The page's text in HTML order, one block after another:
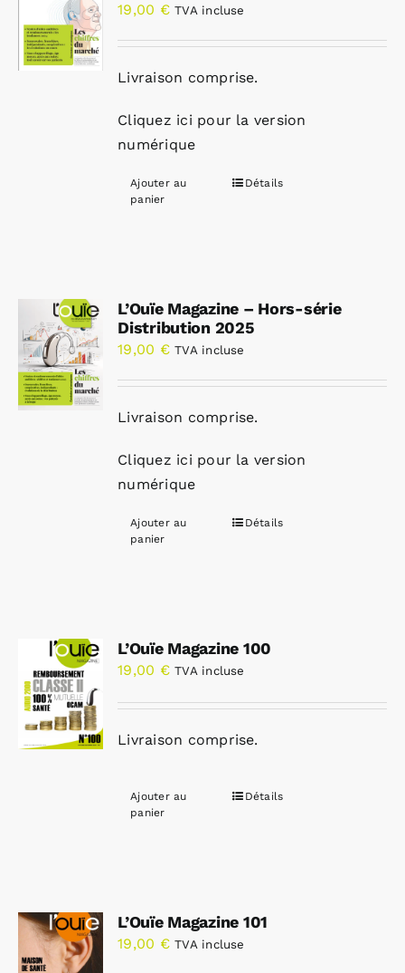
19,00 € TVA incluse
Livraison comprise.
Cliquez ici pour la version
numérique
Ajouter au
panier
Détails
L’Ouïe Magazine – Hors-série
Distribution 2025
19,00 € TVA incluse
Livraison comprise.
Cliquez ici pour la version
numérique
Ajouter au
panier
Détails
L’Ouïe Magazine 100
19,00 € TVA incluse
Livraison comprise.
Ajouter au
panier
Détails
L’Ouïe Magazine 101
19,00 € TVA incluse